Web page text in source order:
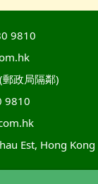
9810
政局隔鄰)
9810
Est, Hong Kong